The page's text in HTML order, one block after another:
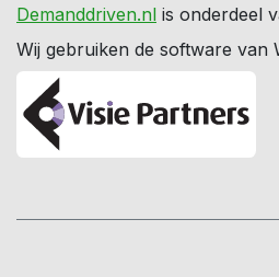
Demanddriven.nl is onderdeel
Wij gebruiken de software van